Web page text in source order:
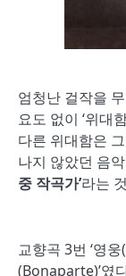
엄청난 걸작을
요도 없이 ‘위대
다른 위대함은
나지 않았던 음
중 작곡가’라는
교향곡 3번 ‘영
(Bonaparte)’였